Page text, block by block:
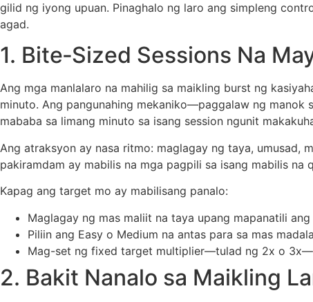
gilid ng iyong upuan. Pinaghalo ng laro ang simpleng
agad.
1. Bite‑Sized Sessions Na
Ang mga manlalaro na mahilig sa maikling burst ng
minuto. Ang pangunahing mekaniko—paggalaw ng manok
mababa sa limang minuto sa isang session ngunit
Ang atraksyon ay nasa ritmo: maglagay ng taya, umusad,
pakiramdam ay mabilis na mga pagpili sa isang mabilis na
Kapag ang target mo ay mabilisang panalo:
Maglagay ng mas maliit na taya upang mapanatili
Piliin ang Easy o Medium na antas para sa mas
Mag-set ng fixed target multiplier—tulad ng 2x o
2. Bakit Nanalo sa Maikling